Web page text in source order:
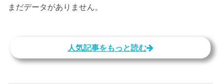
まだデータがありません。
人気記事をもっと読む